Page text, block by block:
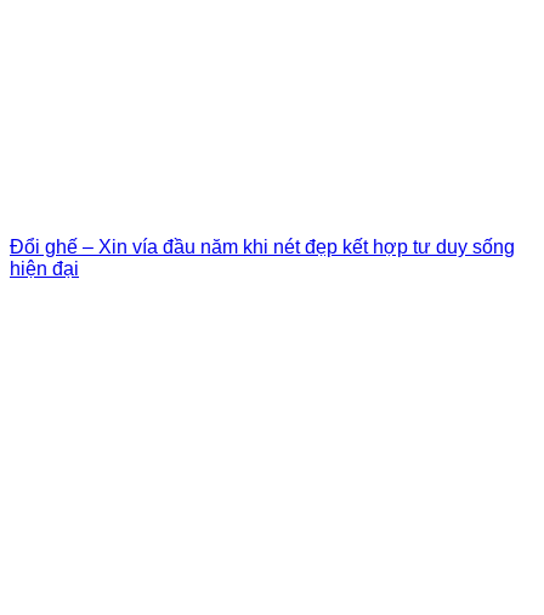
Đổi ghế – Xin vía đầu năm khi nét đẹp kết hợp tư duy sống
hiện đại